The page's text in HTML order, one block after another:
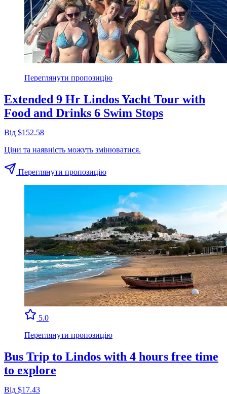
Переглянути пропозицію
Extended 9 Hr Lindos Yacht Tour with
Food and Drinks 6 Swim Stops
Від $152.58
Ціни та наявність можуть змінюватися.
Переглянути пропозицію
5.0
Переглянути пропозицію
Bus Trip to Lindos with 4 hours free time
to explore
Від $17.43